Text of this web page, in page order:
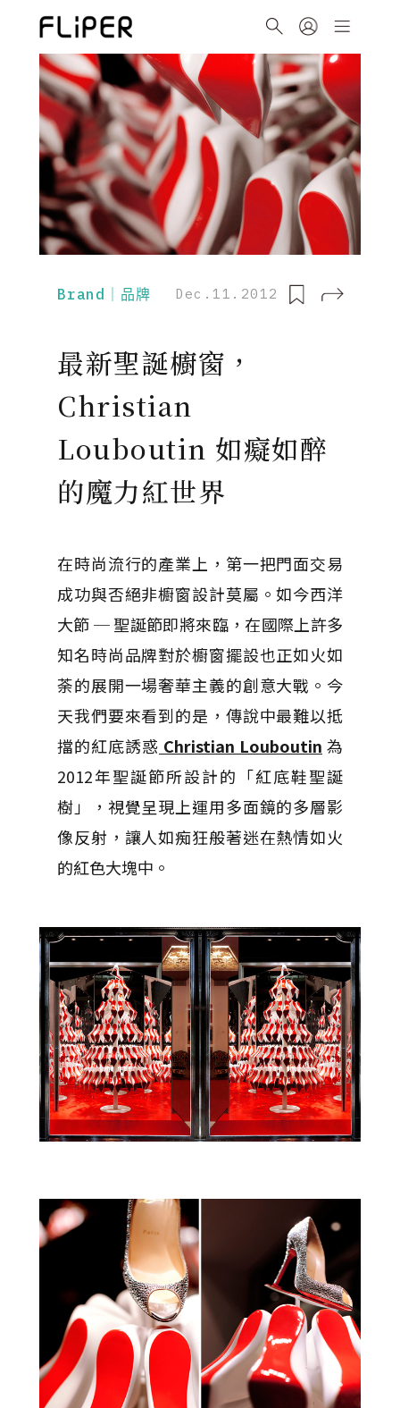
Brand｜品牌 Dec.11.2012
最新聖誕櫥窗，
Christian
Louboutin 如癡如醉
的魔力紅世界
在時尚流行的產業上，第一把門面交易
成功與否絕非櫥窗設計莫屬。如今西洋
大節 ─ 聖誕節即將來臨，在國際上許多
知名時尚品牌對於櫥窗擺設也正如火如
荼的展開一場奢華主義的創意大戰。今
天我們要來看到的是，傳說中最難以抵
擋的紅底誘惑 Christian Louboutin 為
2012年聖誕節所設計的「紅底鞋聖誕
樹」，視覺呈現上運用多面鏡的多層影
像反射，讓人如痴狂般著迷在熱情如火
的紅色大塊中。